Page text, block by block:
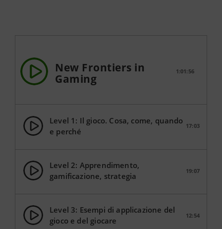
New Frontiers in
Gaming
1:01:56
Level 1: Il gioco. Cosa, come, quando
e perché
17:03
Level 2: Apprendimento,
gamificazione, strategia
19:07
Level 3: Esempi di applicazione del
gioco e del giocare
12:54